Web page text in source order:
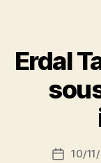
Erdal
Date
10/